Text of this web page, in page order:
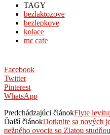
TAGY
bezlaktozove
bezlepkove
kolace
mc cafe
Facebook
Twitter
Pinterest
WhatsApp
Predchádzajúci článokFlyte
Ďalší článokDotknite sa nových
nežného ovocia so Zlatou